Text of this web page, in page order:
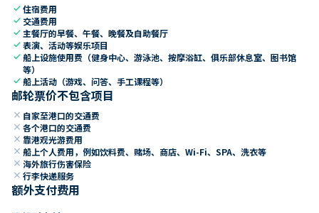
check住宿费用
check 交通费用
check 主餐厅的早餐、午餐、晚餐及自助餐厅
check表演、活动等娱乐项目
check船上设施使用费（健身中心、游泳池、按摩浴缸、俱乐部休息室、图书馆
等）
check船上活动（游戏、问答、手工课程等）
邮轮票价不包含项目
close 自家至港口的交通费
close 各个港口的交通费
close 靠港观光游费用
close 船上个人费用，例如饮料费、赌场、商店、Wi-Fi、SPA、洗衣等
close 海外旅行伤害保险
close 行李快递服务
额外支付费用